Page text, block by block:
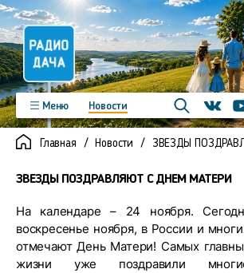
Меню
Новости
Программы
Подкасты
Новинки
Фото
Видео
Главная Новости ЗВЕЗДЫ
ЗВЕЗДЫ ПОЗДРАВЛЯЮТ С ДНЕМ МАТЕРИ
На календаре – 24 ноября.
воскресенье ноября, в России и
отмечают День Матери! Самых
жизни уже поздравили